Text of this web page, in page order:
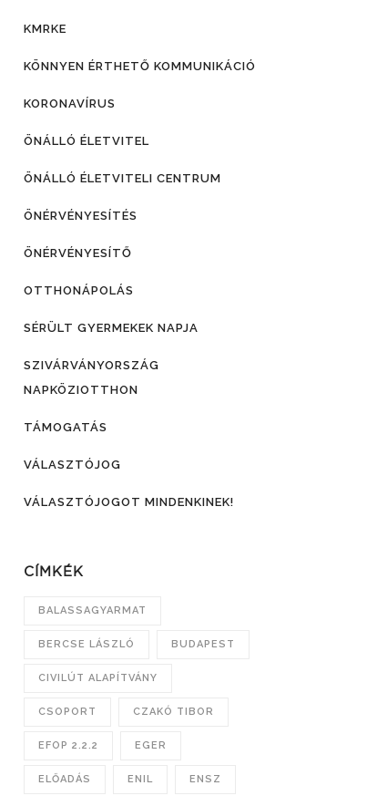
KMRKE
KÖNNYEN ÉRTHETŐ KOMMUNIKÁCIÓ
KORONAVÍRUS
ÖNÁLLÓ ÉLETVITEL
ÖNÁLLÓ ÉLETVITELI CENTRUM
ÖNÉRVÉNYESÍTÉS
ÖNÉRVÉNYESÍTŐ
OTTHONÁPOLÁS
SÉRÜLT GYERMEKEK NAPJA
SZIVÁRVÁNYORSZÁG
NAPKÖZIOTTHON
TÁMOGATÁS
VÁLASZTÓJOG
VÁLASZTÓJOGOT MINDENKINEK!
CÍMKÉK
BALASSAGYARMAT
BERCSE LÁSZLÓ BUDAPEST
CIVILÚT ALAPÍTVÁNY
CSOPORT CZAKÓ TIBOR
EFOP 2.2.2 EGER
ELŐADÁS ENIL ENSZ